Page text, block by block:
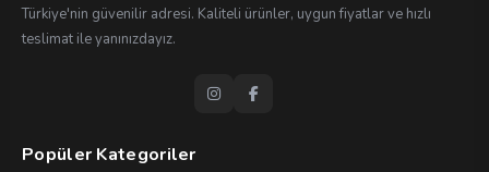
Türkiye'nin güvenilir adresi. Kaliteli ürünler, uygun fiyatlar ve hızlı
teslimat ile yanınızdayız.
Popüler Kategoriler